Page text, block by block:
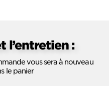
l’entretien :
vous sera à nouveau
le panier